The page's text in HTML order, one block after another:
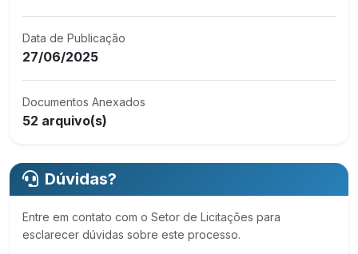
Data de Publicação
27/06/2025
Documentos Anexados
52 arquivo(s)
Dúvidas?
Entre em contato com o Setor de Licitações para
esclarecer dúvidas sobre este processo.